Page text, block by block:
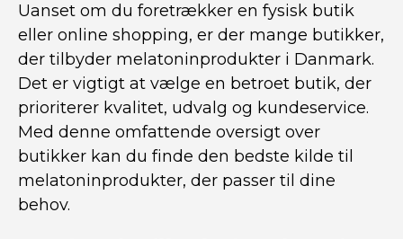
Uanset om du foretrækker en fysisk butik
eller online shopping, er der mange butikker,
der tilbyder melatoninprodukter i Danmark.
Det er vigtigt at vælge en betroet butik, der
prioriterer kvalitet, udvalg og kundeservice.
Med denne omfattende oversigt over
butikker kan du finde den bedste kilde til
melatoninprodukter, der passer til dine
behov.